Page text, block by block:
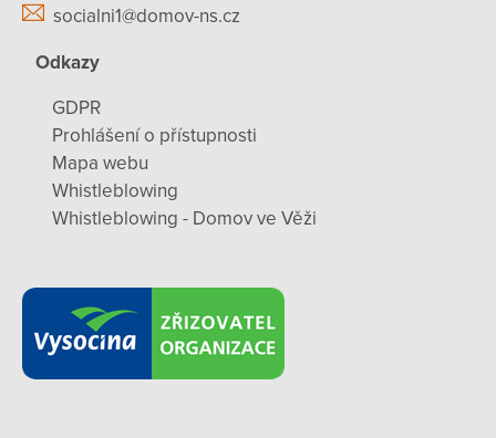
socialni1@domov-ns.cz
Odkazy
GDPR
Prohlášení o přístupnosti
Mapa webu
Whistleblowing
Whistleblowing - Domov ve Věži